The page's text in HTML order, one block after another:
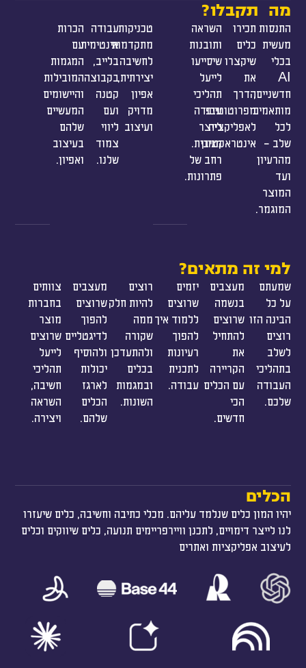
מה תקבלו?​
התנסות
מעשית
בכלי
AI
חדשניים,
מותאמים
לכל
שלב –
מהרעיון
ועד
המוצר
המוגמר.
תכירו
כלים
שיקצרו
את
הדרך
מפרוטוטייפ
לאפליקציה
אינטראקטיבית.
השראה
ותובנות
שיסייעו
לייעל
תהליכי
עבודה
לייצר
מגוון
רחב של
פתרונות.
טכניקות
מתקדמות
לחשיבה
יצירתית,
אפיון
מדויק
ועיצוב
עבודה
אינטימית
בלייב,
בקבוצה
קטנה
ועם
ליווי
צמוד
שלנו.
הכרות
עם
המגמות
המובילות
והיישומים
המעשיים
שלהם
בעיצוב
ואפיון.
למי זהמתאים?
שמעתם
על כל
הבינה הזו
רוצים
לשלב
בתהליכי
העבודה
שלכם.
מעצבים
בנשמה
שרוצים
להתחיל
את
הקריירה
עם הכלים
הכי
חדשים.
יזמים
שרוצים
ללמוד איך
להפוך
רעיונות
לתכנית
עבודה.
רוצים
להיות חלק
ממה
שקורה
ולהתעדכן
בכלים
ובמגמות
השונות.
מעצבים
שרוצים
להפוך
לדיגטליים
ולהוסיף
יכולות
לארגז
הכלים
שלהם.
צוותים
בחברות
מוצר
שרוצים
לייעל
תהליכי
חשיבה,
השראה
ויצירה.
הכלים
יהיו המון כלים שנלמד עליהם. מכלי כתיבה וחשיבה, כלים שיעזרו
לנו לייצר דימויים, לתכנן וויירפריימים תנועה, כלים שיווקים וכלים
לעיצוב אפליקציות ואתרים